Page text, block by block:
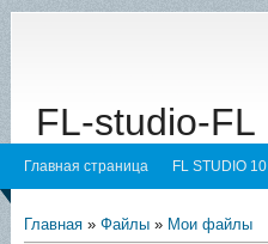
FL-studio-FL
Главная страница FL STUDIO 10
Главная » Файлы » Мои файлы